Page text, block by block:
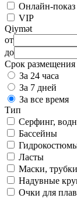
Онлайн-показ
VIP
Qiymət
от
до
Срок размещения
За 24 часа
За 7 дней
За все время
Тип
Серфинг,
Бассейны
Ласты
Маски, трубки
Надувные
Очки для